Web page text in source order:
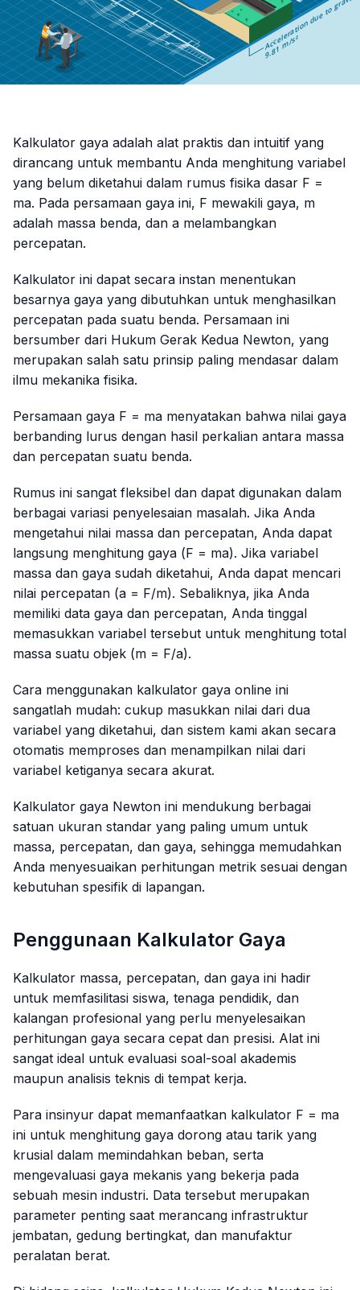
Kalkulator gaya adalah alat praktis dan intuitif yang
dirancang untuk membantu Anda menghitung variabel
yang belum diketahui dalam rumus fisika dasar F =
ma. Pada persamaan gaya ini, F mewakili gaya, m
adalah massa benda, dan a melambangkan
percepatan.
Kalkulator ini dapat secara instan menentukan
besarnya gaya yang dibutuhkan untuk menghasilkan
percepatan pada suatu benda. Persamaan ini
bersumber dari Hukum Gerak Kedua Newton, yang
merupakan salah satu prinsip paling mendasar dalam
ilmu mekanika fisika.
Persamaan gaya F = ma menyatakan bahwa nilai gaya
berbanding lurus dengan hasil perkalian antara massa
dan percepatan suatu benda.
Rumus ini sangat fleksibel dan dapat digunakan dalam
berbagai variasi penyelesaian masalah. Jika Anda
mengetahui nilai massa dan percepatan, Anda dapat
langsung menghitung gaya (F = ma). Jika variabel
massa dan gaya sudah diketahui, Anda dapat mencari
nilai percepatan (a = F/m). Sebaliknya, jika Anda
memiliki data gaya dan percepatan, Anda tinggal
memasukkan variabel tersebut untuk menghitung total
massa suatu objek (m = F/a).
Cara menggunakan kalkulator gaya online ini
sangatlah mudah: cukup masukkan nilai dari dua
variabel yang diketahui, dan sistem kami akan secara
otomatis memproses dan menampilkan nilai dari
variabel ketiganya secara akurat.
Kalkulator gaya Newton ini mendukung berbagai
satuan ukuran standar yang paling umum untuk
massa, percepatan, dan gaya, sehingga memudahkan
Anda menyesuaikan perhitungan metrik sesuai dengan
kebutuhan spesifik di lapangan.
Penggunaan Kalkulator Gaya
Kalkulator massa, percepatan, dan gaya ini hadir
untuk memfasilitasi siswa, tenaga pendidik, dan
kalangan profesional yang perlu menyelesaikan
perhitungan gaya secara cepat dan presisi. Alat ini
sangat ideal untuk evaluasi soal-soal akademis
maupun analisis teknis di tempat kerja.
Para insinyur dapat memanfaatkan kalkulator F = ma
ini untuk menghitung gaya dorong atau tarik yang
krusial dalam memindahkan beban, serta
mengevaluasi gaya mekanis yang bekerja pada
sebuah mesin industri. Data tersebut merupakan
parameter penting saat merancang infrastruktur
jembatan, gedung bertingkat, dan manufaktur
peralatan berat.